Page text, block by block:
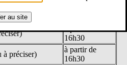
(lieu à préciser)
à partir de
16h30
à préciser)
à partir de
16h30
au site